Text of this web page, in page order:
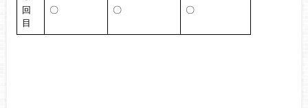
回
目
〇 〇 〇